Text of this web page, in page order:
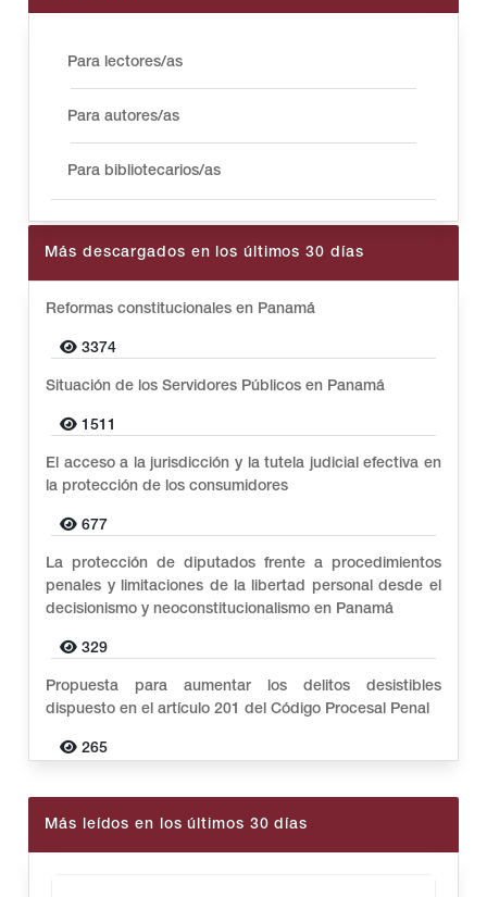
Para lectores/as
Para autores/as
Para bibliotecarios/as
Más descargados en los últimos 30 días
Reformas constitucionales en Panamá
3374
Situación de los Servidores Públicos en Panamá
1511
El acceso a la jurisdicción y la tutela judicial efectiva en
la protección de los consumidores
677
La protección de diputados frente a procedimientos
penales y limitaciones de la libertad personal desde el
decisionismo y neoconstitucionalismo en Panamá
329
Propuesta para aumentar los delitos desistibles
dispuesto en el artículo 201 del Código Procesal Penal
265
Más leídos en los últimos 30 días